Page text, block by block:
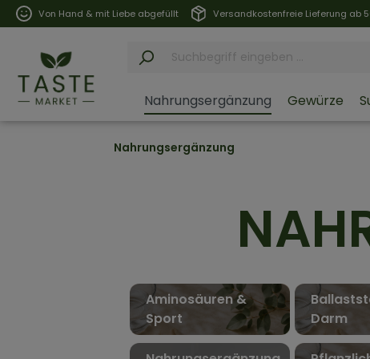
Von Hand & mit Liebe abgefüllt Versandkostenfreie Lieferung ab
Nahrungsergänzung Gewürze
Nahrungsergänzung
Aminosäuren &
Sport
Darm